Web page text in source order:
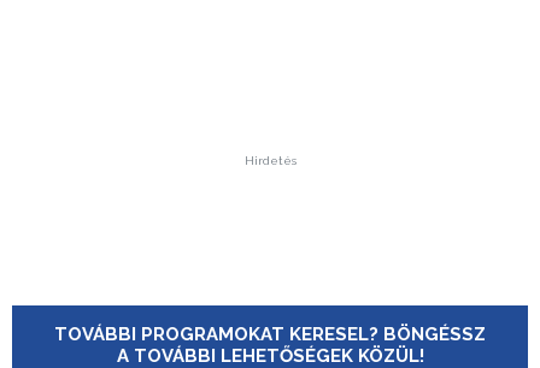
Hirdetés
TOVÁBBI PROGRAMOKAT KERESEL? BÖNGÉSSZ
A TOVÁBBI LEHETŐSÉGEK KÖZÜL!